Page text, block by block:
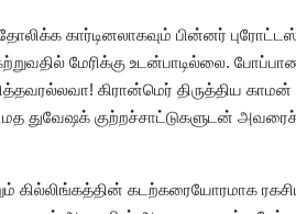
கார்டினலாகவும் பின்னர்
மேரிக்கு உடன்பாடில்லை.
கிரான்மெர் திருத்திய காமன்
துவேஷக் குற்றச்சாட்டுகளுடன் அவரைச்
கில்லிங்கத்தின் கடற்கரையோரமாக